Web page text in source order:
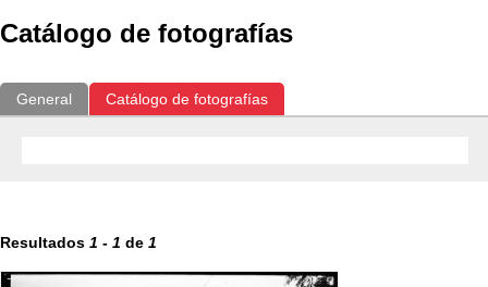
Catálogo de fotografías
General Catálogo de fotografías
Resultados 1 - 1 de 1